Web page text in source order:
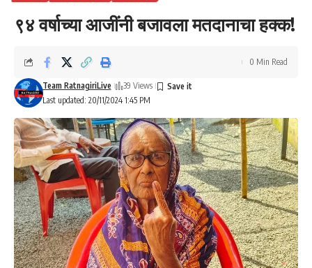
९४ वर्षाच्या आजींनी बजावला मतदानाचा हक्क!
Last updated: 20/11/2024 1:45 PM
Team RatnagiriLive 39 Views
0 Min Read